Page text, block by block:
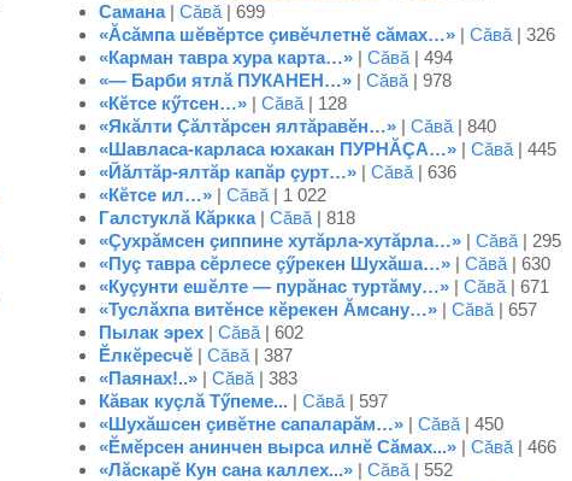
Самана| Сăвă | 699
«Ăсăмпа шĕвĕртсе çивĕчлетнĕ сăмах…» | Сăвă | 326
«Карман тавра хура карта…» | Сăвă | 494
«— Барби ятлă ПУКАНЕН…» | Сăвă | 978
«Кĕтсе кӳтсен…» | Сăвă | 128
«Якăлти Çăлтăрсен ялтăравĕн…» | Сăвă | 840
«Шавласа-карласа юхакан ПУРНĂÇА…» | Сăвă | 445
«Йăлтăр-ялтăр капăр çурт…» | Сăвă | 636
«Кĕтсе ил…» | Сăвă | 1 022
Галстуклă Кăркка| Сăвă | 818
«Çухрăмсен çиппине хутăрла-хутăрла…» | Сăвă | 295
«Пуç тавра сĕрлесе çӳрекен Шухăша…» | Сăвă | 630
«Куçунти ешĕлте — пурăнас туртăму…» | Сăвă | 671
«Туслăхпа витĕнсе кĕрекен Ăмсану…» | Сăвă | 657
Пылак эрех | Сăвă | 602
Ĕлкĕресчĕ | Сăвă | 387
«Паянах!..» | Сăвă | 383
Кăвак куçлă Тӳпеме... | Сăвă | 597
«Шухăшсен çивĕтне сапаларăм…» | Сăвă | 450
«Ĕмĕрсен анинчен вырса илнĕ Сăмах...» | Сăвă | 466
«Лăскарĕ Кун сана каллех...» | Сăвă | 552